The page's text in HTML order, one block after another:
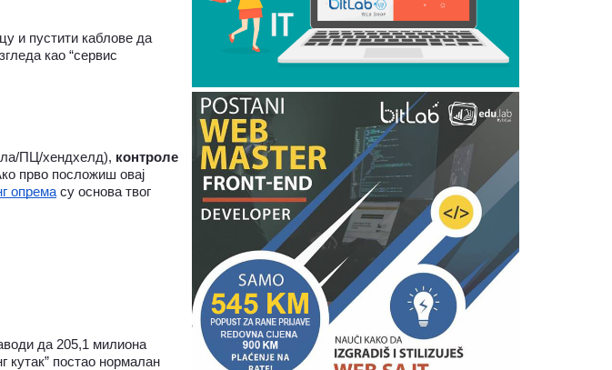
и пустити каблове да
као “сервис
ПЦ/хендхелд), контроле
прво посложиш овај
опрема су основа твог
да 205,1 милиона
кутак” постао нормалан